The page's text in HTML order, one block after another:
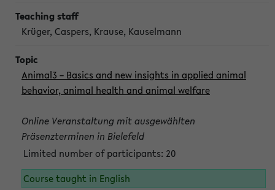
Krüger, Caspers, Krause, Kauselmann
Animal3 – Basics and new insights in applied animal
behavior, animal health and animal welfare
Online Veranstaltung mit ausgewählten
Präsenzterminen in Bielefeld
Limited number of participants: 20
Course taught in English